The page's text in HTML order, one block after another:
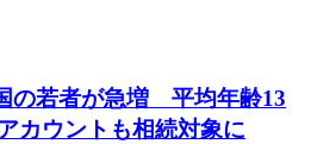
の若者が急増 平均年齢13
カウントも相続対象に